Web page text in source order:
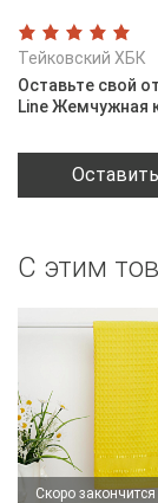
Тейковский ХБК
Оставьте свой
Line Жемчужная
С этим
Скоро закончится